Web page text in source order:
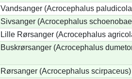
Vandsanger (Acrocephalus
Sivsanger (Acrocephalus
Lille Rørsanger (Acrocephalus
Buskrørsanger (Acrocephalus
Rørsanger (Acrocephalus scirpaceus)